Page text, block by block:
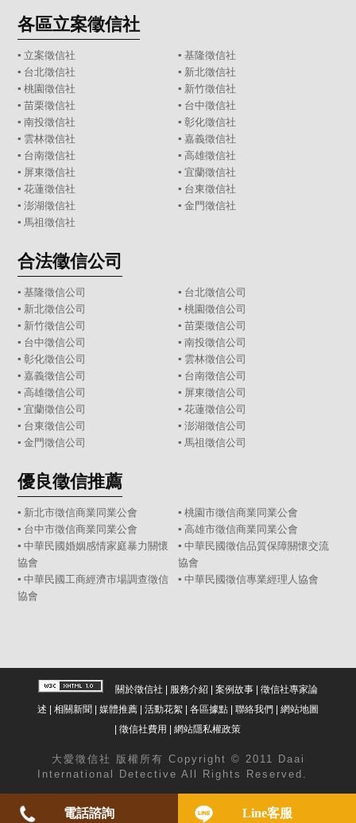
各區立案徵信社
▪ 立案徵信社 ▪ 基隆徵信社
▪ 台北徵信社 ▪ 新北徵信社
▪桃園徵信社 ▪ 新竹徵信社
▪苗栗徵信社 ▪ 台中徵信社
▪南投徵信社 ▪ 彰化徵信社
▪ 雲林徵信社 ▪ 嘉義徵信社
▪ 台南徵信社 ▪ 高雄徵信社
▪ 屏東徵信社 ▪ 宜蘭徵信社
▪花蓮徵信社 ▪ 台東徵信社
▪澎湖徵信社 ▪ 金門徵信社
▪ 馬祖徵信社
合法徵信公司
▪基隆徵信公司 ▪ 台北徵信公司
▪ 新北徵信公司 ▪ 桃園徵信公司
▪ 新竹徵信公司 ▪ 苗栗徵信公司
▪ 台中徵信公司 ▪ 南投徵信公司
▪彰化徵信公司 ▪ 雲林徵信公司
▪嘉義徵信公司 ▪ 台南徵信公司
▪高雄徵信公司 ▪ 屏東徵信公司
▪宜蘭徵信公司 ▪ 花蓮徵信公司
▪ 台東徵信公司 ▪ 澎湖徵信公司
▪金門徵信公司 ▪ 馬祖徵信公司
優良徵信推薦
▪ 新北市徵信商業同業公會
▪ 桃園市徵信商業同業公會
▪ 台中市徵信商業同業公會
▪ 高雄市徵信商業同業公會
▪ 中華民國婚姻感情家庭暴力關懷
協會
▪ 中華民國徵信品質保障關懷交流
協會
▪ 中華民國工商經濟市場調查徵信
協會
▪ 中華民國徵信專業經理人協會
關於徵信社 | 服務介紹| 案例故事| 徵信社專家論
述 | 相關新聞 | 媒體推薦| 活動花絮| 各區據點| 聯絡我們| 網站地圖
|徵信社費用 |網站隱私權政策
大愛 徵信社
版權所有 Copyright © 2011 Daai
International Detective All Rights Reserved.
電話諮詢 Line客服